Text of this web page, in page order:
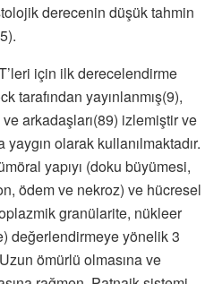
derecenin düşük tahmin
için ilk derecelendirme
tarafından yayınlanmış(9),
arkadaşları(89) izlemiştir ve
olarak kullanılmaktadır.
yapıyı (doku büyümesi,
ödem ve nekroz) ve hücresel
granülarite, nükleer
değerlendirmeye yönelik 3
ömürlü olmasına ve